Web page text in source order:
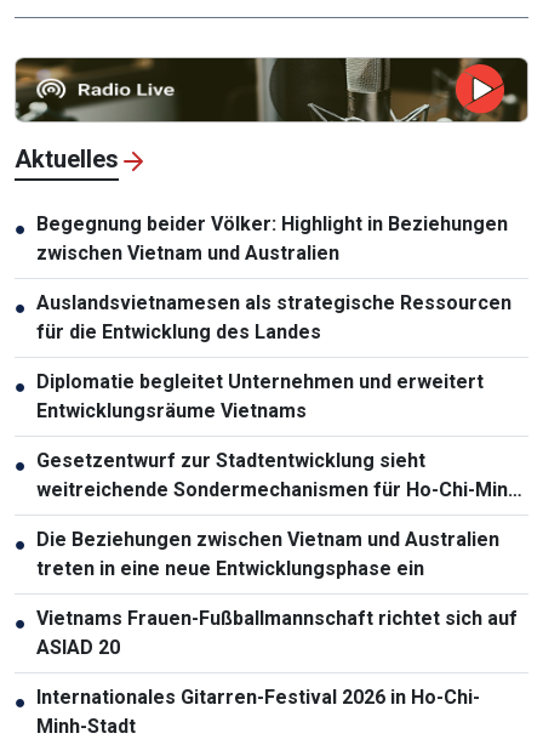
Aktuelles
● Begegnung beider Völker: Highlight in Beziehungen
zwischen Vietnam und Australien
● Auslandsvietnamesen als strategische Ressourcen
für die Entwicklung des Landes
● Diplomatie begleitet Unternehmen und erweitert
Entwicklungsräume Vietnams
● Gesetzentwurf zur Stadtentwicklung sieht
weitreichende Sondermechanismen für Ho-Chi-Minh-
Stadt vor
● Die Beziehungen zwischen Vietnam und Australien
treten in eine neue Entwicklungsphase ein
● Vietnams Frauen-Fußballmannschaft richtet sich auf
ASIAD 20
● Internationales Gitarren-Festival 2026 in Ho-Chi-
Minh-Stadt